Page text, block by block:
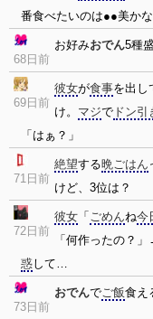
番食べたいのは●●美か
68日前
お好みおでん5種
69日前
彼女が食事を出し
け。 マジで ドン引
「はぁ？」
71日前
絶望する晩ごはん
けど、3位は？
72日前
彼女 「 ごめんね今
「何作ったの？
惑して…
73日前
おでんでご飯食え